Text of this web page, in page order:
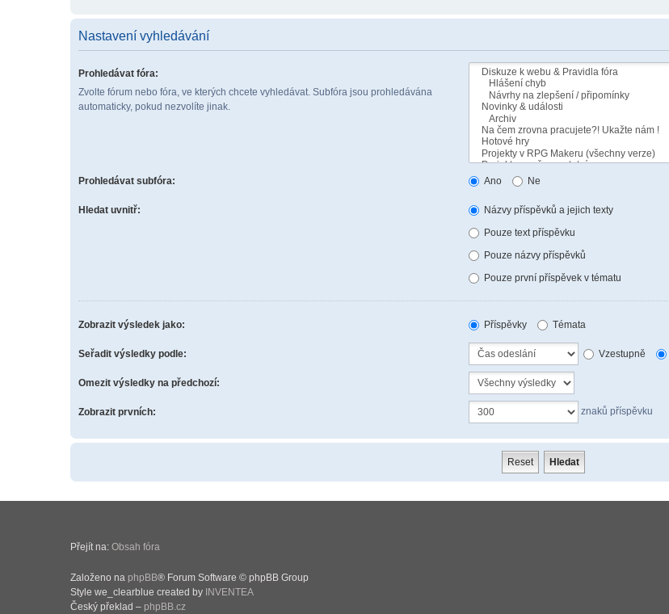
Nastavení vyhledávání
Prohledávat fóra:
Zvolte fórum nebo fóra, ve kterých chcete vyhledávat. Subfóra jsou prohledávána
automaticky, pokud nezvolíte jinak.
Prohledávat subfóra: Ano Ne
Hledat uvnitř:
Názvy příspěvků a jejich texty
Pouze text příspěvku
Pouze názvy příspěvků
Pouze první příspěvek v tématu
Zobrazit výsledek jako: Příspěvky Témata
Seřadit výsledky podle: Vzestupně
Omezit výsledky na předchozí:
Zobrazit prvních: znaků příspěvku
Přejít na: Obsah fóra
Založeno na phpBB® Forum Software © phpBB Group
Style we_clearblue created by INVENTEA
Český překlad – phpBB.cz